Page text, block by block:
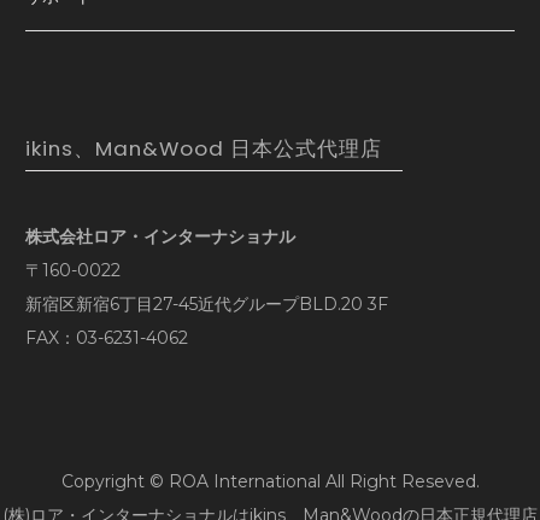
ikins、Man&Wood 日本公式代理店
株式会社ロア・インターナショナル
〒160-0022
新宿区新宿6丁目27-45近代グループBLD.20 3F
FAX：03-6231-4062
Copyright © ROA International All Right Reseved.
(株)ロア・インターナショナルはikins、Man&Woodの日本正規代理店